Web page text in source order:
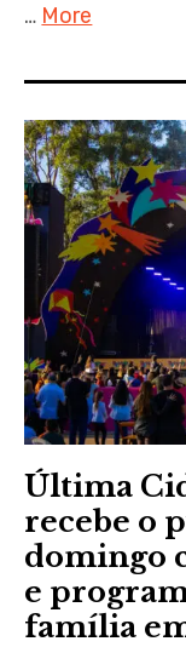
… More
Última
recebe o
domingo
e
família